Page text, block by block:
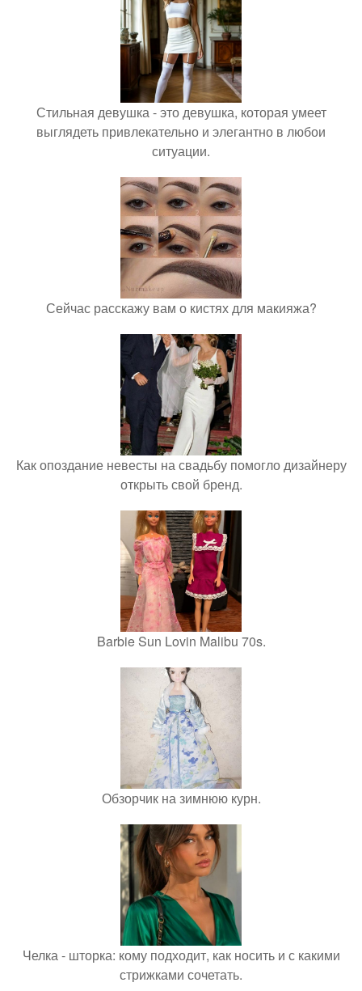
Стильная девушка - это девушка, которая умеет
выглядеть привлекательно и элегантно в любои
ситуации.
Сейчас расскажу вам о кистях для макияжа?
Как опоздание невесты на свадьбу помогло дизайнеру
открыть свой бренд.
Barbie Sun Lovin Malibu 70s.
Обзорчик на зимнюю курн.
Челка - шторка: кому подходит, как носить и с какими
стрижками сочетать.